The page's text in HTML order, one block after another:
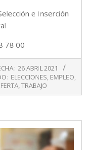
e Inserción
78 00
26 ABRIL 2021
ELECCIONES, EMPLEO,
,TRABAJO